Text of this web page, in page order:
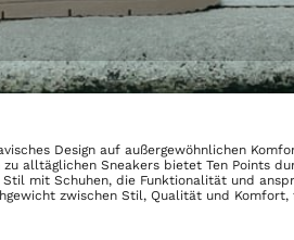
Design auf außergewöhnlichen
alltäglichen Sneakers bietet Ten Points
mit Schuhen, die Funktionalität und
zwischen Stil, Qualität und Komfort,